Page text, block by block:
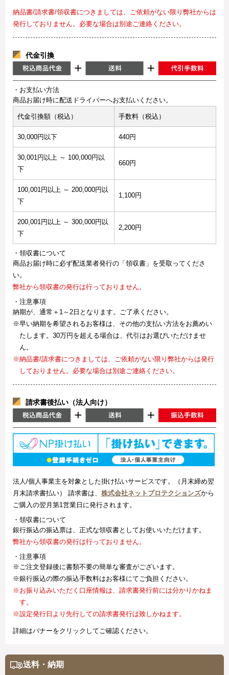
納品書/請求書/領収書につきましては、ご依頼がない限り弊社からは
発行しておりません。必要な場合は別途ご連絡ください。
代金引換
・お支払い方法
商品お届け時に配送ドライバーへお支払いください。
代金引換額（税込） 手数料（税込）
30,000円以下 440円
30,001円以上 ～ 100,000円以
下
660円
100,001円以上 ～ 200,000円以
下
1,100円
200,001円以上 ～ 300,000円以
下
2,200円
・領収書について
商品お届け時に必ず配送業者発行の「領収書」を受取ってくださ
い。
弊社から領収書の発行は行っておりません。
・注意事項
納期が、通常＋1～2日となります。ご了承ください。
※早い納期を希望されるお客様は、その他の支払い方法をお薦めい
たします。30万円を超える場合は、代引はお選びいただけませ
ん。
※納品書/請求書につきましては、ご依頼がない限り弊社からは発行
しておりません。必要な場合は別途ご連絡ください。
請求書後払い（法人向け）
法人/個人事業主を対象とした掛け払いサービスです。（月末締め翌
月末請求書払い） 請求書は、 株式会社ネットプロテクションズから
ご購入の翌月第1営業日に発行されます。
・領収書について
銀行振込の振込票は、正式な領収書としてお使いいただけます。
弊社から領収書の発行は行っておりません。
・注意事項
※ご注文登録後に書類不要の簡単な審査がございます。
※銀行振込の際の振込手数料はお客様にてご負担ください。
※お振り込みいただく口座情報は、請求書発行前には分かりかねま
す。
※設定発行日より先行しての請求書発行は致しかねます。
詳細はバナーをクリックしてご確認ください。
送料・納期